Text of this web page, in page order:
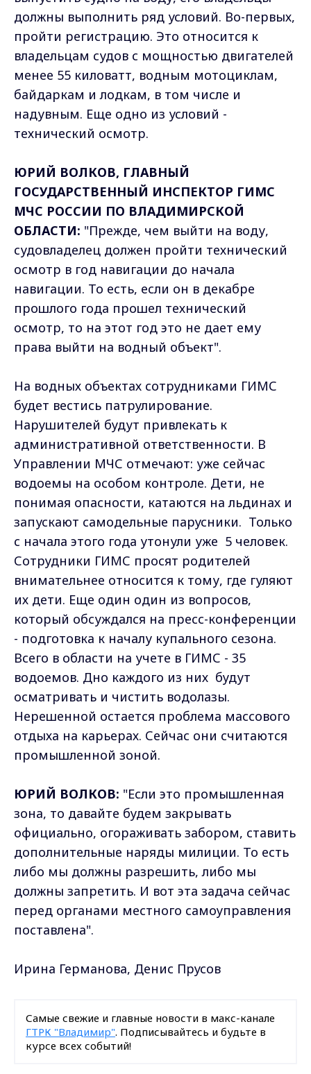
должны выполнить ряд условий. Во-первых,
пройти регистрацию. Это относится к
владельцам судов с мощностью двигателей
менее 55 киловатт, водным мотоциклам,
байдаркам и лодкам, в том числе и
надувным. Еще одно из условий -
технический осмотр.
ЮРИЙ ВОЛКОВ, ГЛАВНЫЙ
ГОСУДАРСТВЕННЫЙ ИНСПЕКТОР ГИМС
МЧС РОССИИ ПО ВЛАДИМИРСКОЙ
ОБЛАСТИ: "Прежде, чем выйти на воду,
судовладелец должен пройти технический
осмотр в год навигации до начала
навигации. То есть, если он в декабре
прошлого года прошел технический
осмотр, то на этот год это не дает ему
права выйти на водный объект".
На водных объектах сотрудниками ГИМС
будет вестись патрулирование.
Нарушителей будут привлекать к
административной ответственности. В
Управлении МЧС отмечают: уже сейчас
водоемы на особом контроле. Дети, не
понимая опасности, катаются на льдинах и
запускают самодельные парусники. Только
с начала этого года утонули уже 5 человек.
Сотрудники ГИМС просят родителей
внимательнее относится к тому, где гуляют
их дети. Еще один один из вопросов,
который обсуждался на пресс-конференции
- подготовка к началу купального сезона.
Всего в области на учете в ГИМС - 35
водоемов. Дно каждого из них будут
осматривать и чистить водолазы.
Нерешенной остается проблема массового
отдыха на карьерах. Сейчас они считаются
промышленной зоной.
ЮРИЙ ВОЛКОВ: "Если это промышленная
зона, то давайте будем закрывать
официально, огораживать забором, ставить
дополнительные наряды милиции. То есть
либо мы должны разрешить, либо мы
должны запретить. И вот эта задача сейчас
перед органами местного самоуправления
поставлена".
Ирина Германова, Денис Прусов
Самые свежие и главные новости в макс-канале
ГТРК "Владимир". Подписывайтесь и будьте в
курсе всех событий!